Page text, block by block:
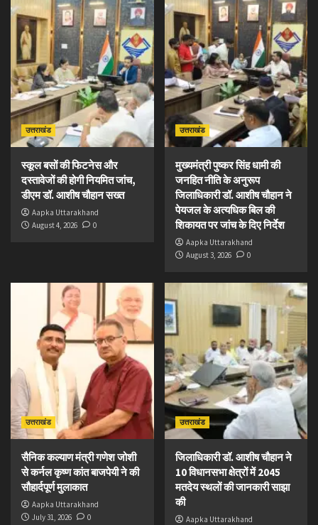
उत्तराखंड
स्कूल बसों की फिटनेस और
दस्तावेजों की होगी नियमित जांच,
डीएम डॉ. आशीष चौहान सख्त
Aapka Uttarakhand
August 4, 2026
0
उत्तराखंड
मुख्यमंत्री पुष्कर सिंह धामी की
जनहित नीति के अनुरूप
जिलाधिकारी डॉ. आशीष चौहान ने
पेयजल के अत्यधिक बिल की
शिकायत पर जांच के दिए निर्देश
Aapka Uttarakhand
August 3, 2026
0
उत्तराखंड
सैनिक कल्याण मंत्री गणेश जोशी
से कर्नल कृष्ण कांत बाजपेयी ने की
सौहार्दपूर्ण मुलाकात
Aapka Uttarakhand
July 31, 2026
0
उत्तराखंड
जिलाधिकारी डॉ. आशीष चौहान ने
10 विधानसभा क्षेत्रों में 2045
मतदेय स्थलों की जानकारी साझा
की
Aapka Uttarakhand